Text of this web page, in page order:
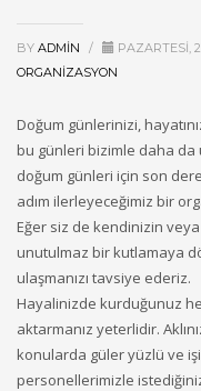
BY ADMIN / PAZARTESI,
ORGANIZASYON
Doğum günlerinizi,
bu günleri bizimle daha da
doğum günleri için son
adım ilerleyeceğimiz bir
Eğer siz de kendinizin
unutulmaz bir kutlamaya
ulaşmanızı tavsiye ederiz.
Hayalinizde kurduğunuz
aktarmanız yeterlidir.
konularda güler yüzlü ve
personellerimizle